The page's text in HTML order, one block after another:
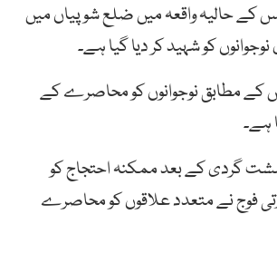
حالیہ واقعہ میں ضلع شوپیاں میں
کو شہید کر دیا گیا ہے۔
کے مطابق نوجوانوں کو محاصرے کے
ہے۔
گردی کے بعد ممکنہ احتجاج کو
فوج نے متعدد علاقوں کو محاصرے